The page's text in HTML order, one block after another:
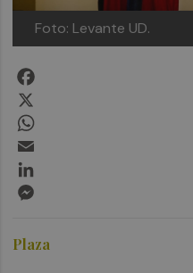
Foto: Levante UD.
Plaza